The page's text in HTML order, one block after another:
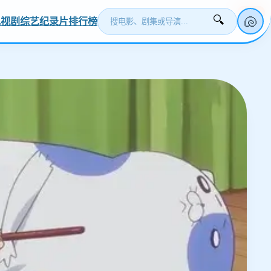
剧综艺纪录片排行榜 🔍 🐚
更新
更新
更新
更新
更新